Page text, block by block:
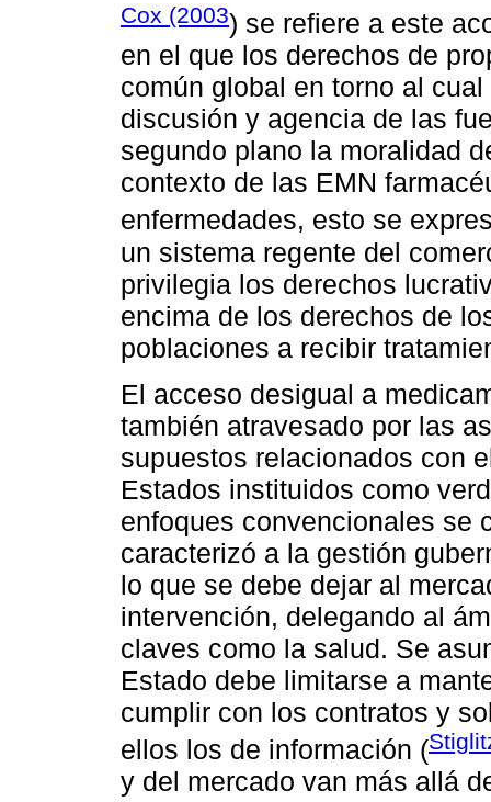
Cox (2003) se refiere a este
en el que los derechos de
común global en torno al
discusión y agencia de las
segundo plano la moralidad
contexto de las EMN
enfermedades, esto se
un sistema regente del
privilegia los derechos
encima de los derechos de
poblaciones a recibir
El acceso desigual a
también atravesado por las
supuestos relacionados con
Estados instituidos como
enfoques convencionales se
caracterizó a la gestión
lo que se debe dejar al
intervención, delegando al
claves como la salud. Se
Estado debe limitarse a
cumplir con los contratos y
ellos los de información (
y del mercado van más allá